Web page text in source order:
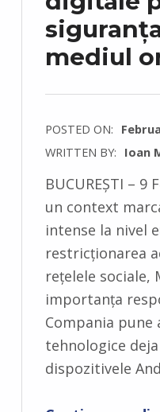
mediul
POSTED ON:
WRITTEN BY: Ioan
C
M
N
T
S
BUCUREȘTI –
un context
intense la nivel
restricționarea
rețelele sociale,
importanța
Compania pune
tehnologice
dispozitivele